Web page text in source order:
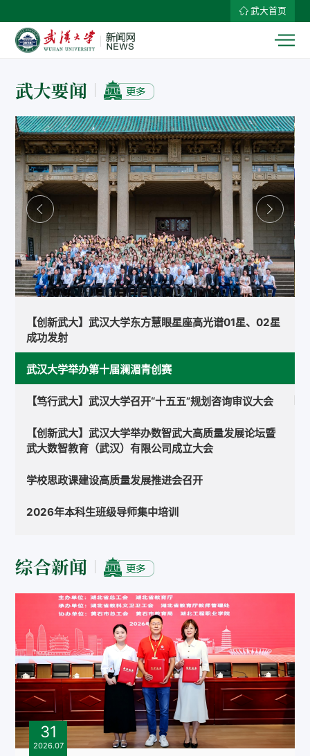
武大首页
武大要闻
【创新武大】武汉大学东方慧眼星座高光谱01星、02星
成功发射
武汉大学举办第十届澜湄青创赛
【笃行武大】武汉大学召开“十五五”规划咨询审议大会
【创新武大】武汉大学举办数智武大高质量发展论坛暨
武大数智教育（武汉）有限公司成立大会
学校思政课建设高质量发展推进会召开
2026年本科生班级导师集中培训
综合新闻
31
2026.07